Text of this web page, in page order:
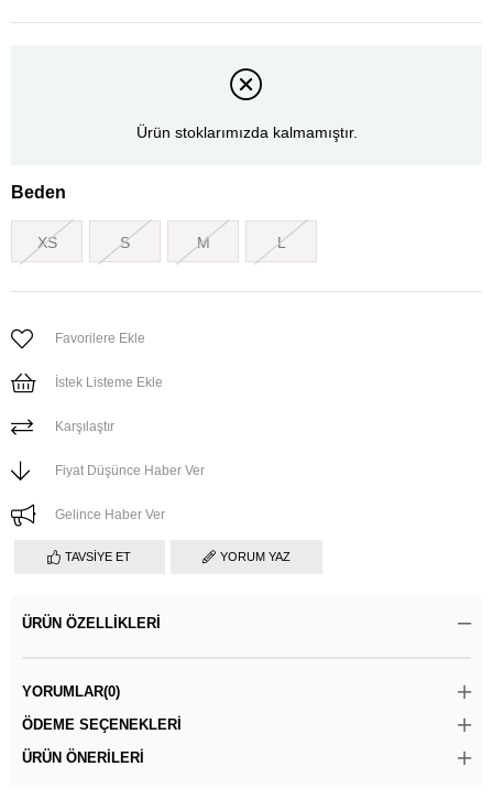
Ürün stoklarımızda kalmamıştır.
Beden
XS S M L
Favorilere Ekle
İstek Listeme Ekle
Karşılaştır
Fiyat Düşünce Haber Ver
Gelince Haber Ver
TAVSIYE ET YORUM YAZ
ÜRÜN ÖZELLIKLERI
YORUMLAR(0)
ÖDEME SEÇENEKLERI
ÜRÜN ÖNERILERI